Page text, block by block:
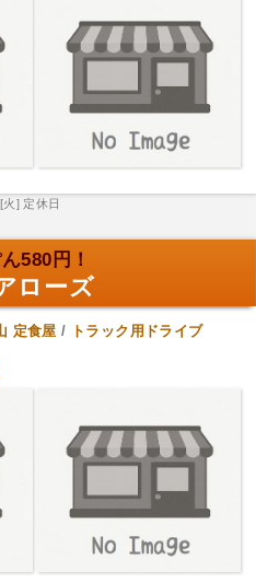
[火] 定休日
580円！
ローズ
定食屋 /
トラック用ドライブ